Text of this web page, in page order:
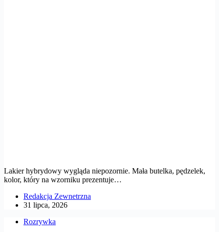
Lakier hybrydowy wygląda niepozornie. Mała butelka, pędzelek,
kolor, który na wzorniku prezentuje…
Redakcja Zewnetrzna
31 lipca, 2026
Rozrywka